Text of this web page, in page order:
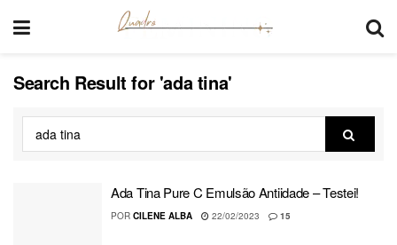
Search Result for 'ada tina'
Ada Tina Pure C Emulsão Antiidade – Testei!
POR CILENE ALBA 22/02/2023 15